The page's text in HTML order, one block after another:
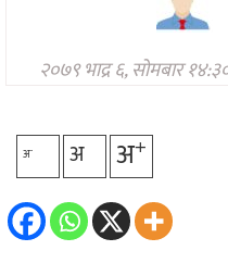
अन्तर्राष्ट्रिय
अन्तरवार्ता/
विचार
थप
२०७९ भाद्र ६, सोमबार
अ- अ अ+